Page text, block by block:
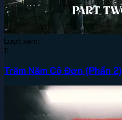
Lượt xem:
11
Trăm Năm Cô Đơn (Phần 2)